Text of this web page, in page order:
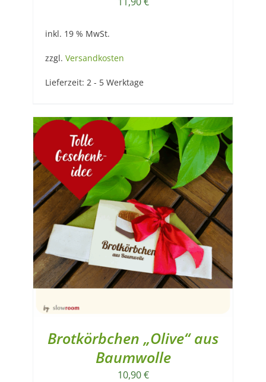
inkl. 19 % MwSt.
zzgl. Versandkosten
Lieferzeit: 2 - 5 Werktage
Brotkörbchen „Olive“ aus
Baumwolle
10,90€